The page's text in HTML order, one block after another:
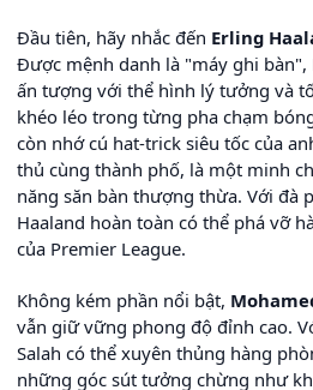
Đầu tiên, hãy nhắc đến Erling
Được mệnh danh là "máy ghi bàn",
ấn tượng với thể hình lý tưởng và
khéo léo trong từng pha chạm
còn nhớ cú hat-trick siêu tốc của
thủ cùng thành phố, là một minh
năng săn bàn thượng thừa. Với đà
Haaland hoàn toàn có thể phá vỡ
của Premier League.
Không kém phần nổi bật,
vẫn giữ vững phong độ đỉnh cao.
Salah có thể xuyên thủng hàng
những góc sút tưởng chừng như